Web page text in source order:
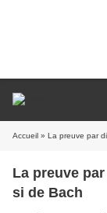
Accueil » La preuve par
La preuve
si de Bach